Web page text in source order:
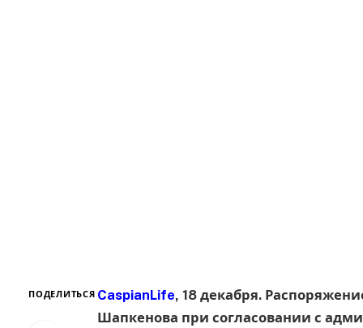
ПОДЕЛИТЬСЯ CaspianLife, 18 декабря.
Шапкенова при согласовании с